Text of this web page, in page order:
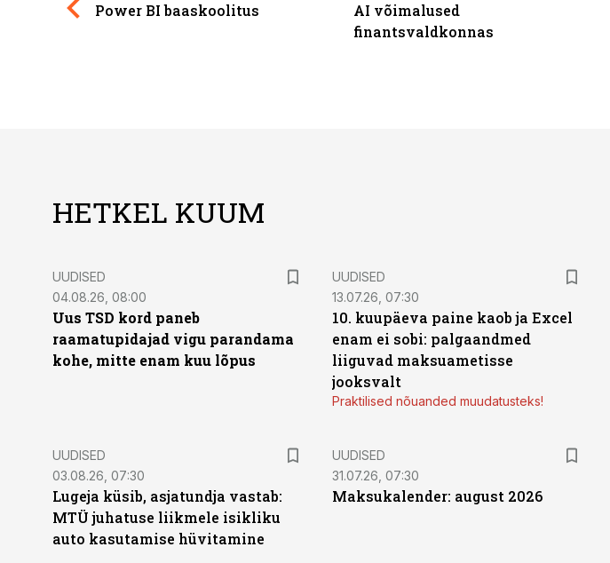
Power BI baaskoolitus
AI võimalused
finantsvaldkonnas
HETKEL KUUM
UUDISED
04.08.26, 08:00
Uus TSD kord paneb
raamatupidajad vigu parandama
kohe, mitte enam kuu lõpus
UUDISED
13.07.26, 07:30
10. kuupäeva paine kaob ja Excel
enam ei sobi: palgaandmed
liiguvad maksuametisse
jooksvalt
Praktilised nõuanded muudatusteks!
UUDISED
03.08.26, 07:30
Lugeja küsib, asjatundja vastab:
MTÜ juhatuse liikmele isikliku
auto kasutamise hüvitamine
UUDISED
31.07.26, 07:30
Maksukalender: august 2026